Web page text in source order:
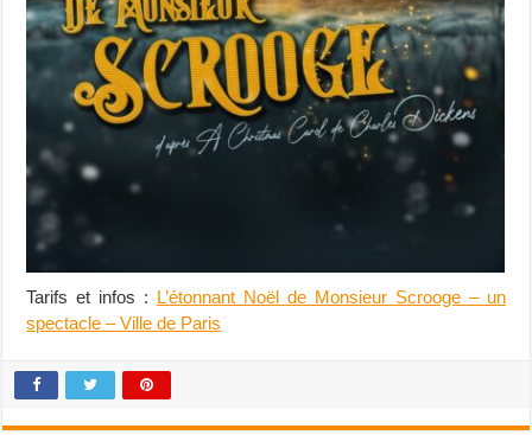
Tarifs et infos : L’étonnant Noël de Monsieur Scrooge – un
spectacle – Ville de Paris